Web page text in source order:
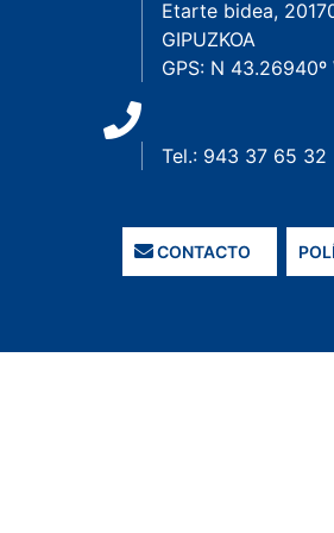
Etarte bidea,
GIPUZKOA
GPS: N 43.26940º
Tel.: 943 37 65 32
CONTACTO